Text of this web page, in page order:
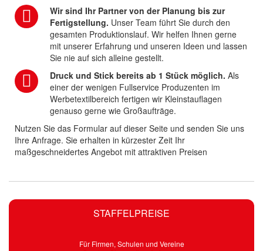
STAFFELPREISE
Für Firmen, Schulen und Vereine
Wir sind Ihr Partner von der Planung bis zur
Fertigstellung. Unser Team führt Sie durch den
gesamten Produktionslauf. Wir helfen Ihnen gerne
mit unserer Erfahrung und unseren Ideen und lassen
Sie nie auf sich alleine gestellt.
Druck und Stick bereits ab 1 Stück möglich. Als
einer der wenigen Fullservice Produzenten im
Werbetextilbereich fertigen wir Kleinstauflagen
genauso gerne wie Großaufträge.
Nutzen Sie das Formular auf dieser Seite und senden Sie uns
Ihre Anfrage. Sie erhalten in kürzester Zeit Ihr
maßgeschneidertes Angebot mit attraktiven Preisen